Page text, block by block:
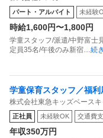
パート・アルバイト 未経験
時給1,600円〜1,800円
学童スタッフ/派遣/中野富士
定員35名/午後のみ新宿…続
学童保育スタッフ／福
株式会社東急キッズベース
正社員 未経験OK 交通費
年収350万円